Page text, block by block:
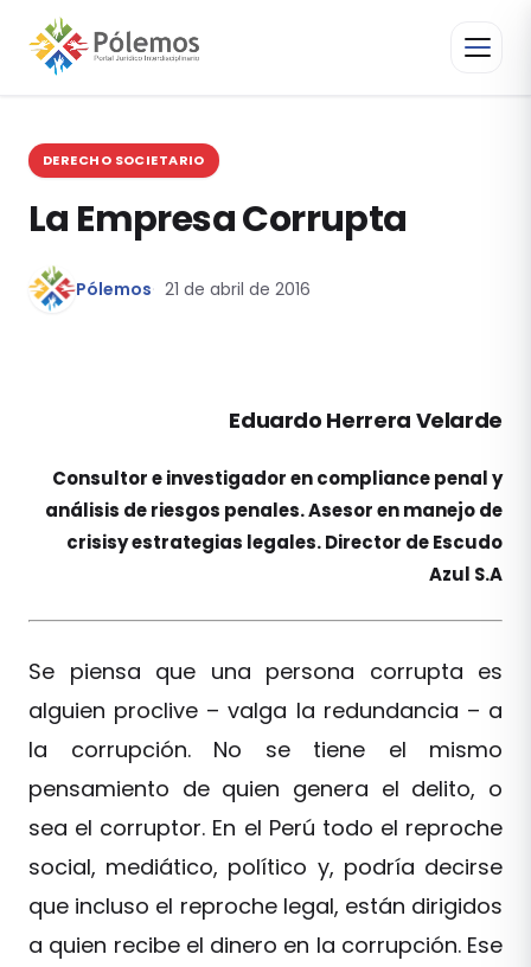
DERECHO SOCIETARIO
La Empresa Corrupta
Pólemos 21 de abril de 2016
Eduardo Herrera Velarde
Consultor e investigador en compliance penal y
análisis de riesgos penales. Asesor en manejo de
crisisy estrategias legales. Director de Escudo
Azul S.A
Se piensa que una persona corrupta es
alguien proclive – valga la redundancia – a
la corrupción. No se tiene el mismo
pensamiento de quien genera el delito, o
sea el corruptor. En el Perú todo el reproche
social, mediático, político y, podría decirse
que incluso el reproche legal, están dirigidos
a quien recibe el dinero en la corrupción. Ese